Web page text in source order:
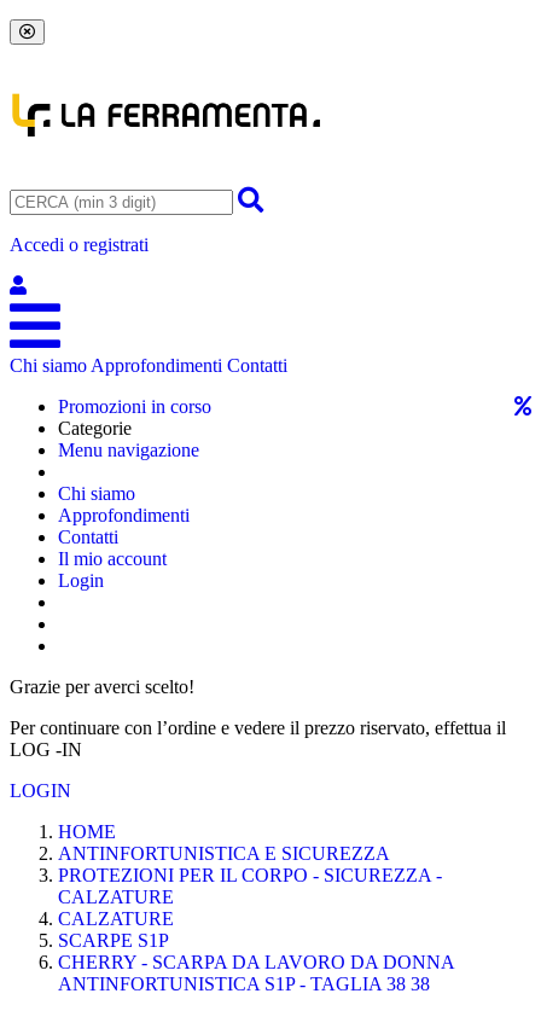
Accedi o registrati
Chi siamo Approfondimenti Contatti
Promozioni in corso
Categorie
Menu navigazione
Chi siamo
Approfondimenti
Contatti
Il mio account
Login
Grazie per averci scelto!
Per continuare con l’ordine e vedere il prezzo riservato, effettua il
LOG -IN
LOGIN
HOME
ANTINFORTUNISTICA E SICUREZZA
PROTEZIONI PER IL CORPO - SICUREZZA -
CALZATURE
CALZATURE
SCARPE S1P
CHERRY - SCARPA DA LAVORO DA DONNA
ANTINFORTUNISTICA S1P - TAGLIA 38 38